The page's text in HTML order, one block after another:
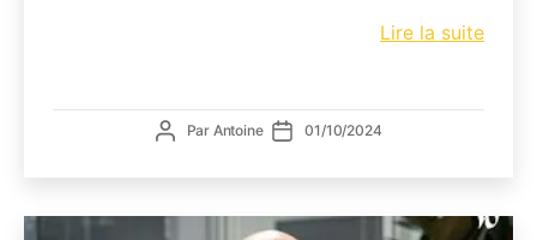
Lire la suiteMilliet
AuteurPar Antoine Date
01/10/2024